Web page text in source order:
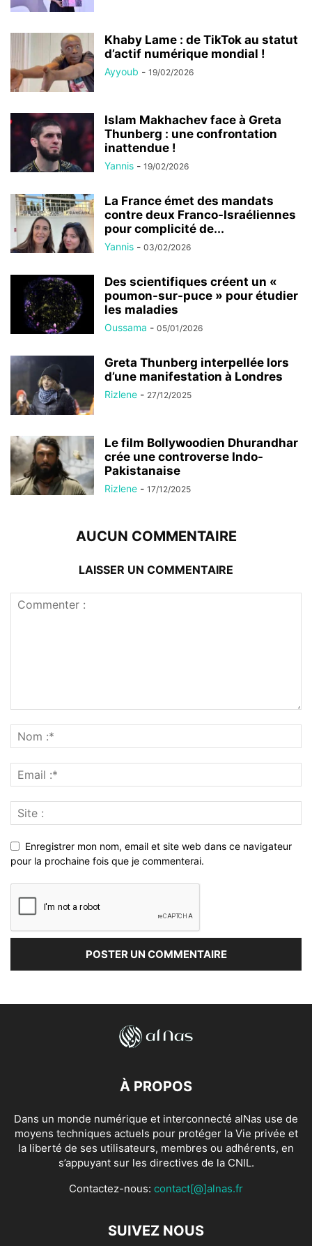
Khaby Lame : de TikTok au statut
d’actif numérique mondial !
Ayyoub - 19/02/2026
Islam Makhachev face à Greta
Thunberg : une confrontation
inattendue !
Yannis - 19/02/2026
La France émet des mandats
contre deux Franco-Israéliennes
pour complicité de...
Yannis - 03/02/2026
Des scientifiques créent un «
poumon-sur-puce » pour étudier
les maladies
Oussama - 05/01/2026
Greta Thunberg interpellée lors
d’une manifestation à Londres
Rizlene - 27/12/2025
Le film Bollywoodien Dhurandhar
crée une controverse Indo-
Pakistanaise
Rizlene - 17/12/2025
AUCUN COMMENTAIRE
LAISSER UN COMMENTAIRE
Enregistrer mon nom, email et site web dans ce navigateur
pour la prochaine fois que je commenterai.
À PROPOS
Dans un monde numérique et interconnecté alNas use de
moyens techniques actuels pour protéger la Vie privée et
la liberté de ses utilisateurs, membres ou adhérents, en
s’appuyant sur les directives de la CNIL.
Contactez-nous: contact[@]alnas.fr
SUIVEZ NOUS